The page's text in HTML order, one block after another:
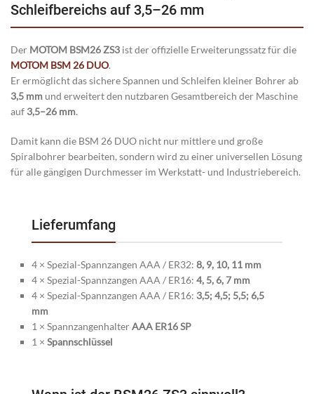
Schleifbereichs auf 3,5–26 mm
Der MOTOM BSM26 ZS3 ist der offizielle Erweiterungssatz für die
MOTOM BSM 26 DUO.
Er ermöglicht das sichere Spannen und Schleifen kleiner Bohrer ab
3,5 mm und erweitert den nutzbaren Gesamtbereich der Maschine
auf 3,5–26 mm.
Damit kann die BSM 26 DUO nicht nur mittlere und große
Spiralbohrer bearbeiten, sondern wird zu einer universellen Lösung
für alle gängigen Durchmesser im Werkstatt- und Industriebereich.
Lieferumfang
4 × Spezial-Spannzangen AAA / ER32: 8, 9, 10, 11 mm
4 × Spezial-Spannzangen AAA / ER16: 4, 5, 6, 7 mm
4 × Spezial-Spannzangen AAA / ER16: 3,5; 4,5; 5,5; 6,5
mm
1 × SpannzangenhalterAAA ER16 SP
1 × Spannschlüssel